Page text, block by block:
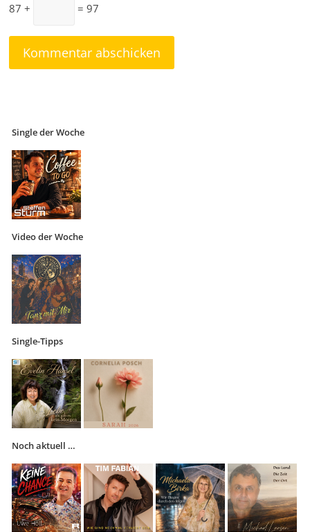
87 +
= 97
Single der Woche
Video der Woche
Single-Tipps
Noch aktuell …